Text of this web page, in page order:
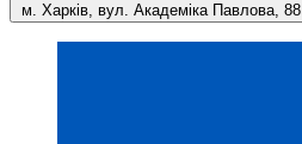
м. Харків, вул. Академіка Павлова, 88